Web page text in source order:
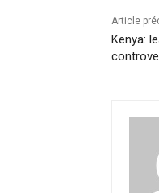
k
Article
Kenya: